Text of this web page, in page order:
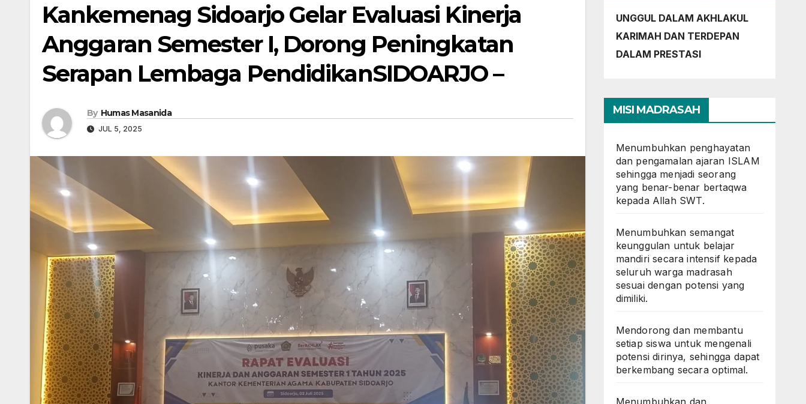
Kankemenag Sidoarjo Gelar Evaluasi Kinerja
Anggaran Semester I, Dorong Peningkatan
Serapan Lembaga PendidikanSIDOARJO –
By Humas Masanida
JUL 5, 2025
UNGGUL DALAM AKHLAKUL
KARIMAH DAN TERDEPAN
DALAM PRESTASI
MISI MADRASAH
Menumbuhkan penghayatan
dan pengamalan ajaran ISLAM
sehingga menjadi seorang
yang benar-benar bertaqwa
kepada Allah SWT.
Menumbuhkan semangat
keunggulan untuk belajar
mandiri secara intensif kepada
seluruh warga madrasah
sesuai dengan potensi yang
dimiliki.
Mendorong dan membantu
setiap siswa untuk mengenali
potensi dirinya, sehingga dapat
berkembang secara optimal.
Menumbuhkan dan